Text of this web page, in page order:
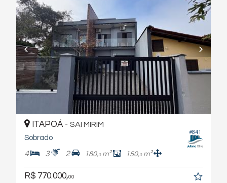
#841
ITAPOÁ - SAI MIRIM
Sobrado
4 3 2 180,0m² 150,0m²
R$ 770.000,00